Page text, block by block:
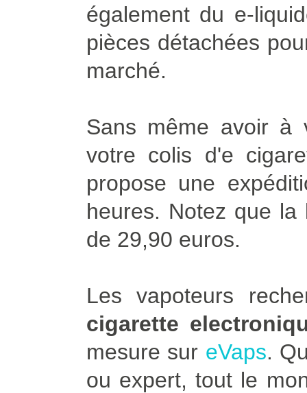
également du e-
pièces détachées
marché.
Sans même avoir à
votre colis d'e
propose une
heures. Notez que
de 29,90 euros.
Les vapoteurs
cigarette
mesure sur eVaps.
ou expert, tout le